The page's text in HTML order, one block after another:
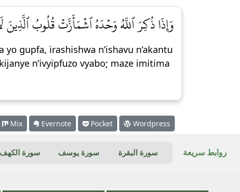
وَإِذَا ذُكِرَ ٱللَّهُ وَحۡدَهُ ٱشۡمَأَزَّتۡ قُلُوبُ ٱلَّذِينَ
gupfa, irashishwa n’ishavu n’akantu
n’ivyipfuzo vyabo; maze imitima
Mix Evernote Pocket Wordpress
روابط سريعة سورة البقرة سورة يوسف سورة الكهف